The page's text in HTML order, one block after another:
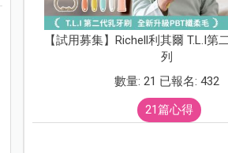
【試用募集】Richell利其爾 T.L.I第
列
數量: 21 已報名: 432
21篇心得